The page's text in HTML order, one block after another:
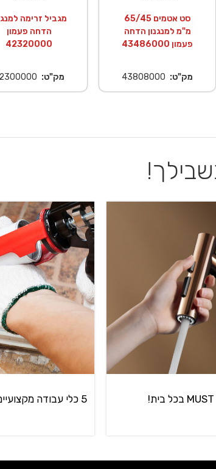
סט אטמים 65/45
מ"מ למנגנון הדחה
פעמון 43486000
מק"ט: 43808000
מגביל זרימה
הדחה פעמון
42320000
מק"ט:
5 כלי עבודה מקצועיים כל הדרך אל תחזוקת הבית המושלמת!